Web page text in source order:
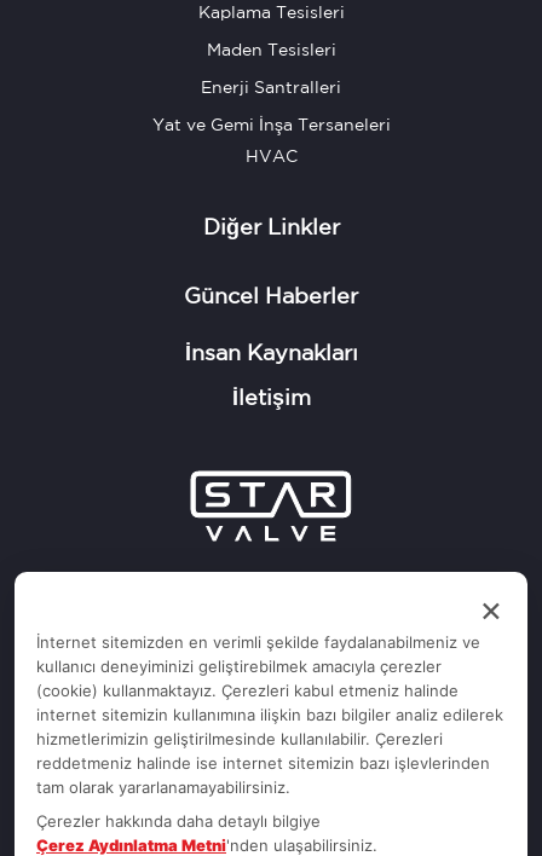
Kaplama Tesisleri
Maden Tesisleri
Enerji Santralleri
Yat ve Gemi İnşa Tersaneleri
HVAC
Diğer Linkler
Güncel Haberler
İnsan Kaynakları
İletişim
Köseler Mh. 3. Cad. No: 3 - 41455
Dilovası / KOCAELİ / TÜRKİYE
Tel : +90 216 593 20 33
×
İnternet sitemizden en verimli şekilde faydalanabilmeniz ve
kullanıcı deneyiminizi geliştirebilmek amacıyla çerezler
(cookie) kullanmaktayız. Çerezleri kabul etmeniz halinde
internet sitemizin kullanımına ilişkin bazı bilgiler analiz edilerek
hizmetlerimizin geliştirilmesinde kullanılabilir. Çerezleri
reddetmeniz halinde ise internet sitemizin bazı işlevlerinden
tam olarak yararlanamayabilirsiniz.
Çerezler hakkında daha detaylı bilgiye
Çerez Aydınlatma Metni'nden ulaşabilirsiniz.